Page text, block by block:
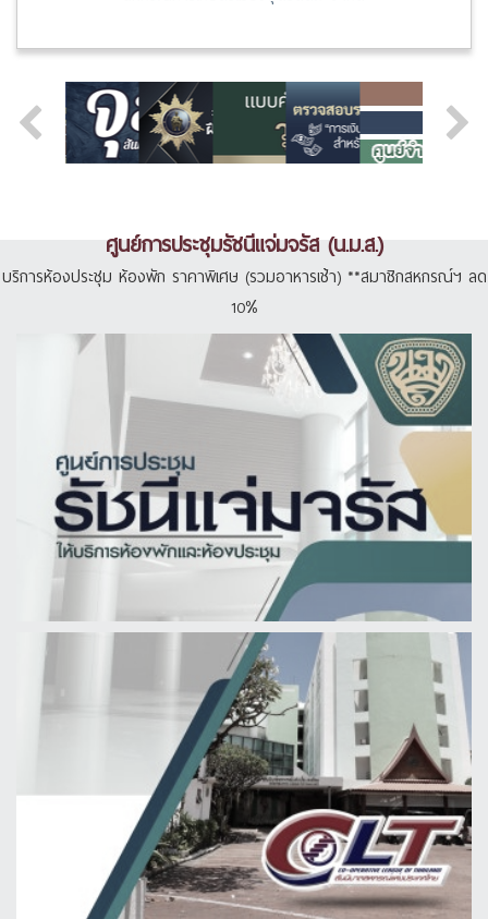
ศูนย์การประชุมรัชนีแจ่มจรัส (น.ม.ส.)
บริการห้องประชุม ห้องพัก ราคาพิเศษ (รวมอาหารเช้า) **สมาชิกสหกรณ์ฯ ลด
10%